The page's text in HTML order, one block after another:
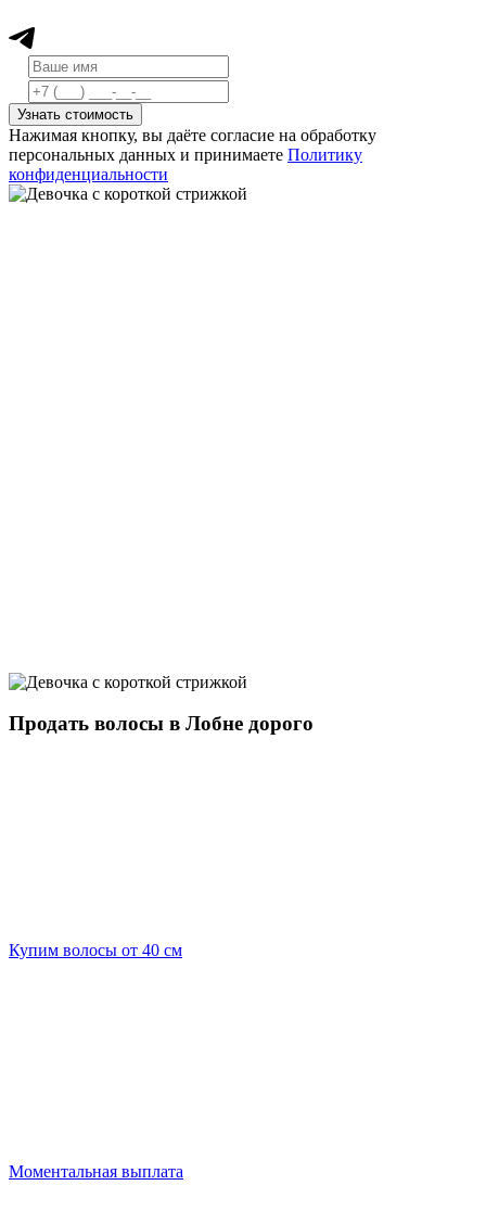
Узнать стоимость
Нажимая кнопку, вы даёте согласие на обработку
персональных данных и принимаете Политику
конфиденциальности
Продать волосы в Лобне дорого
Купим волосы от 40 см
Моментальная выплата